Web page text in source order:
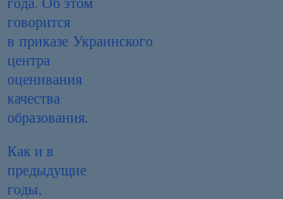
говорится
в приказе Украинского
центра
оценивания
качества
образования.
Как и в
предыдущие
годы,